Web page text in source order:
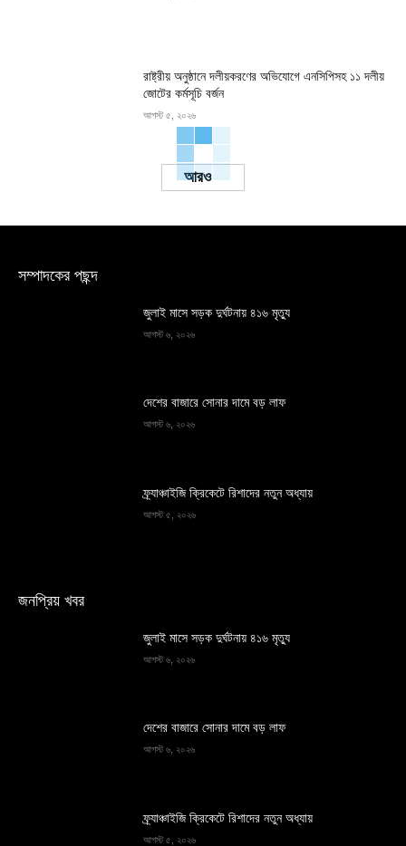
রাষ্ট্রীয় অনুষ্ঠানে দলীয়করণের অভিযোগে এনসিপিসহ ১১ দলীয়
জোটের কর্মসূচি বর্জন
আগস্ট ৫, ২০২৬
Load more
সম্পাদকের পছন্দ
জুলাই মাসে সড়ক দুর্ঘটনায় ৪১৬ মৃত্যু
আগস্ট ৬, ২০২৬
দেশের বাজারে সোনার দামে বড় লাফ
আগস্ট ৬, ২০২৬
ফ্র্যাঞ্চাইজি ক্রিকেটে রিশাদের নতুন অধ্যায়
আগস্ট ৫, ২০২৬
জনপ্রিয় খবর
জুলাই মাসে সড়ক দুর্ঘটনায় ৪১৬ মৃত্যু
আগস্ট ৬, ২০২৬
দেশের বাজারে সোনার দামে বড় লাফ
আগস্ট ৬, ২০২৬
ফ্র্যাঞ্চাইজি ক্রিকেটে রিশাদের নতুন অধ্যায়
আগস্ট ৫, ২০২৬